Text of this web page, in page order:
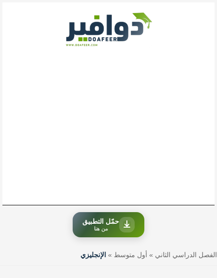
حمّل التطبيق
من هنا
الفصل الدراسي الثاني » أول متوسط » الإنجليزي